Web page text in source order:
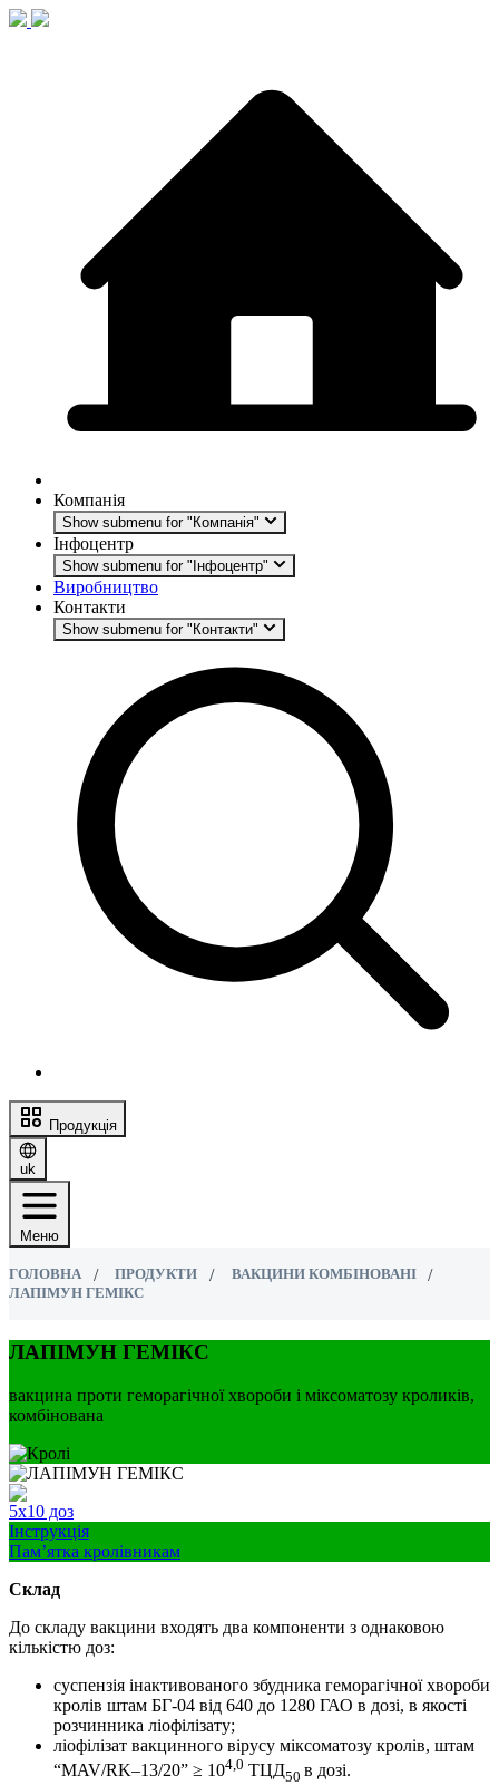
Компанія
Show submenu for "Компанія"
Інфоцентр
Show submenu for "Інфоцентр"
Виробництво
Контакти
Show submenu for "Контакти"
Продукція
uk
Меню
ГОЛОВНА ПРОДУКТИ
ВАКЦИНИ КОМБІНОВАНІ
ЛАПІМУН ГЕМІКС
ЛАПІМУН ГЕМІКС
вакцина проти геморагічної хвороби і міксоматозу кроликів,
комбінована
5х10 доз
Інструкція
Пам’ятка кролівникам
Склад
До складу вакцини входять два компоненти з однаковою
кількістю доз:
суспензія інактивованого збудника геморагічної хвороби
кролів штам БГ-04 від 640 до 1280 ГАО в дозі, в якості
розчинника ліофілізату;
ліофілізат вакцинного вірусу міксоматозу кролів, штам
“MAV/RK–13/20” ≥ 104,0 ТЦД50 в дозі.